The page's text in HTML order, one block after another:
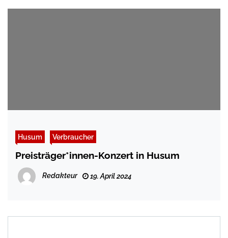
Husum Verbraucher
Preisträger*innen-Konzert in Husum
Redakteur 19. April 2024